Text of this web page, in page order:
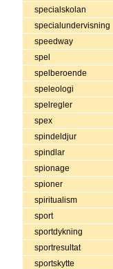
specialskolan
specialundervisning
speedway
spel
spelberoende
speleologi
spelregler
spex
spindeldjur
spindlar
spionage
spioner
spiritualism
sport
sportdykning
sportresultat
sportskytte